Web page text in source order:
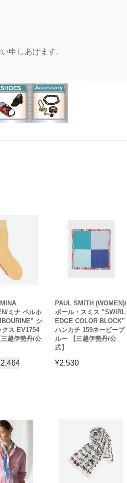
申しあげます。
ミナ ペルホ
シ
クス EV1754
越伊勢丹/公
2,464
PAUL SMITH (WOMEN)/
ポール・スミス “SWIRL
EDGE COLOR BLOCK”
ハンカチ 159ネービーブ
ルー 【三越伊勢丹/公
式】
¥2,530